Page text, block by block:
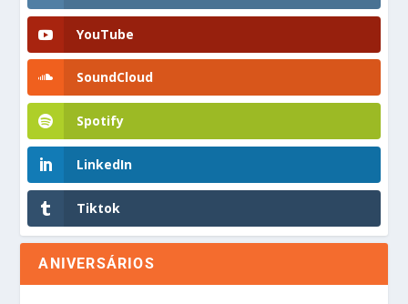
YouTube
SoundCloud
Spotify
LinkedIn
Tiktok
ANIVERSÁRIOS